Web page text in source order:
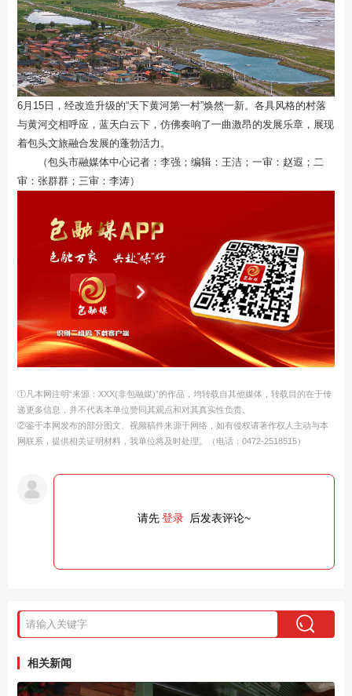
6月15日，经改造升级的“天下黄河第一村”焕然一新。各具风格的村落
与黄河交相呼应，蓝天白云下，仿佛奏响了一曲激昂的发展乐章，展现
着包头文旅融合发展的蓬勃活力。
（包头市融媒体中心记者：李强；编辑：王洁；一审：赵遐；二
审：张群群；三审：李涛）
①凡本网注明“来源：XXX(非包融媒)”的作品，均转载自其他媒体，转载目的在于传
递更多信息，并不代表本单位赞同其观点和对其真实性负责。
②鉴于本网发布的部分图文、视频稿件来源于网络，如有侵权请著作权人主动与本
网联系，提供相关证明材料，我单位将及时处理。（电话：0472-2518515）
请先登录 后发表评论~
相关新闻